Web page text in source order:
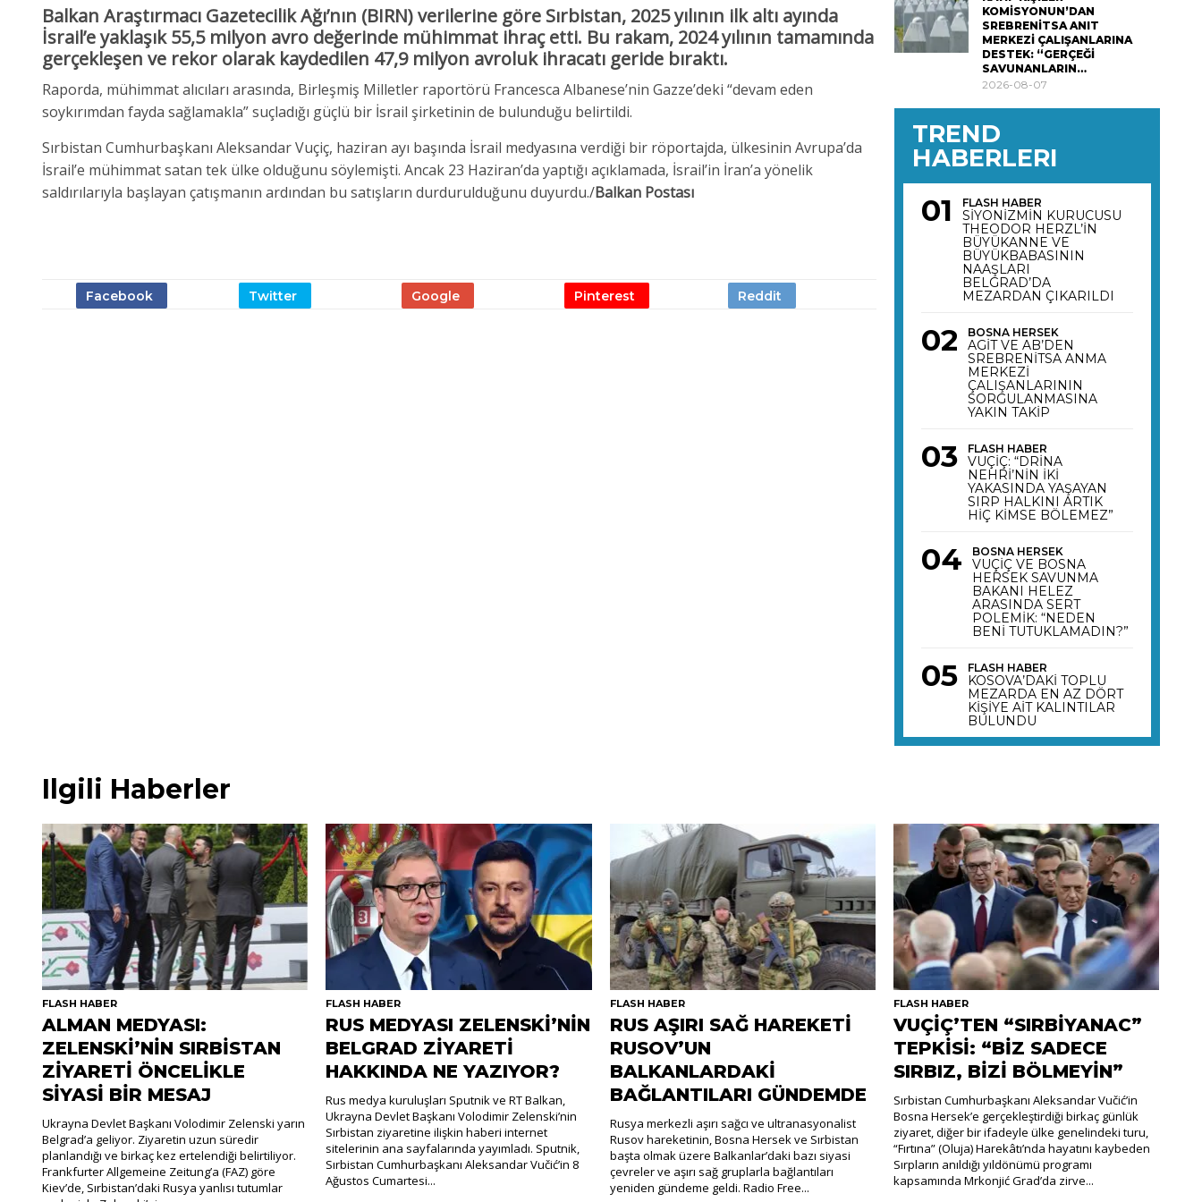
Balkan Araştırmacı Gazetecilik Ağı’nın (BIRN) verilerine göre Sırbistan, 2025 yılının ilk altı ayında
İsrail’e yaklaşık55,5 milyon avro değerinde mühimmat ihraç etti. Bu rakam, 2024 yılının tamamında
gerçekleşen ve rekor olarak kaydedilen 47,9 milyon avrolukihracatı geride bıraktı.
Raporda, mühimmat alıcıları arasında, Birleşmiş Milletler raportörü Francesca Albanese’nin Gazze’deki “devam eden
soykırımdan fayda sağlamakla” suçladığı güçlü bir İsrail şirketinin de bulunduğu belirtildi.
Sırbistan Cumhurbaşkanı Aleksandar Vuçiç, haziran ayı başında İsrail medyasına verdiği bir röportajda, ülkesinin Avrupa’da
İsrail’e mühimmat satan tek ülke olduğunu söylemişti. Ancak 23 Haziran’da yaptığı açıklamada, İsrail’in İran’a yönelik
saldırılarıyla başlayan çatışmanın ardından bu satışların durdurulduğunu duyurdu./Balkan Postası
KOMİSYONUN’DAN
SREBRENİTSA ANIT
MERKEZİ ÇALIŞANLARINA
DESTEK: “GERÇEĞİ
SAVUNANLARIN…
2026-08-07
TREND
HABERLERI
FLASH HABER
SİYONİZMİN KURUCUSU
THEODOR HERZL’İN
BÜYÜKANNE VE
BÜYÜKBABASININ
NAAŞLARI
BELGRAD’DA
MEZARDAN ÇIKARILDI
BOSNA HERSEK
AGİT VE AB’DEN
SREBRENİTSA ANMA
MERKEZİ
ÇALIŞANLARININ
SORGULANMASINA
YAKIN TAKİP
FLASH HABER
VUÇİÇ: “DRİNA
NEHRİ’NİN İKİ
YAKASINDA YAŞAYAN
SIRP HALKINI ARTIK
HİÇ KİMSE BÖLEMEZ”
BOSNA HERSEK
VUÇİÇ VE BOSNA
HERSEK SAVUNMA
BAKANI HELEZ
ARASINDA SERT
POLEMİK: “NEDEN
BENİ TUTUKLAMADIN?”
FLASH HABER
KOSOVA’DAKİ TOPLU
MEZARDA EN AZ DÖRT
KİŞİYE AİT KALINTILAR
BULUNDU
Ilgili Haberler
FLASH HABER
ALMAN MEDYASI:
ZELENSKİ’NİN SIRBİSTAN
ZİYARETİ ÖNCELİKLE
SİYASİ BİR MESAJ
Ukrayna Devlet Başkanı Volodimir Zelenski yarın
Belgrad’a geliyor. Ziyaretin uzun süredir
planlandığı ve birkaç kez ertelendiği belirtiliyor.
Frankfurter Allgemeine Zeitung’a (FAZ) göre
Kiev’de, Sırbistan’daki Rusya yanlısı tutumlar
FLASH HABER
RUS MEDYASI ZELENSKİ’NİN
BELGRAD ZİYARETİ
HAKKINDA NE YAZIYOR?
Rus medya kuruluşları Sputnik ve RT Balkan,
Ukrayna Devlet Başkanı Volodimir Zelenski’nin
Sırbistan ziyaretine ilişkin haberi internet
sitelerinin ana sayfalarında yayımladı. Sputnik,
Sırbistan Cumhurbaşkanı Aleksandar Vučić’in 8
Ağustos Cumartesi...
FLASH HABER
RUS AŞIRI SAĞ HAREKETİ
RUSOV’UN
BALKANLARDAKİ
BAĞLANTILARI GÜNDEMDE
Rusya merkezli aşırı sağcı ve ultranasyonalist
Rusov hareketinin, Bosna Hersek ve Sırbistan
başta olmak üzere Balkanlar’daki bazı siyasi
çevreler ve aşırı sağ gruplarla bağlantıları
yeniden gündeme geldi. Radio Free...
FLASH HABER
VUÇİÇ’TEN “SIRBİYANAC”
TEPKİSİ: “BİZ SADECE
SIRBIZ, BİZİ BÖLMEYİN”
Sırbistan Cumhurbaşkanı Aleksandar Vučić’in
Bosna Hersek’e gerçekleştirdiği birkaç günlük
ziyaret, diğer bir ifadeyle ülke genelindeki turu,
“Fırtına” (Oluja) Harekâtı’nda hayatını kaybeden
Sırpların anıldığı yıldönümü programı
kapsamında Mrkonjić Grad’da zirve...